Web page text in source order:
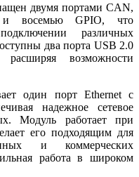
двумя портами CAN,
восемью GPIO, что
различных
два порта USB 2.0
возможности
один порт Ethernet с
надежное сетевое
Модуль работает при
его подходящим для
и коммерческих
работа в широком